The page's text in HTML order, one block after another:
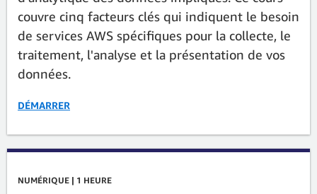
couvre cinq facteurs clés qui indiquent le besoin
de services AWS spécifiques pour la collecte, le
traitement, l'analyse et la présentation de vos
données.
DÉMARRER
NUMÉRIQUE | 1 HEURE